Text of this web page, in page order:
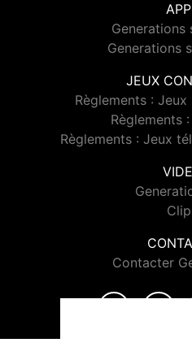
Generations
Generations
JEUX
Règlements :
Règlements
Règlements : Jeux
Contacter